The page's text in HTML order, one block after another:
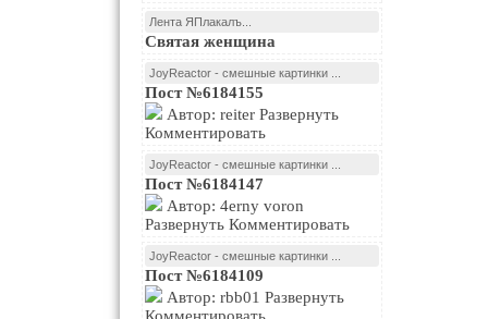
Лента ЯПлакалъ...
Святая женщина
JoyReactor - смешные картинки ...
Пост №6184155
Комментировать
JoyReactor - смешные картинки ...
Пост №6184147
Развернуть Комментировать
JoyReactor - смешные картинки ...
Пост №6184109